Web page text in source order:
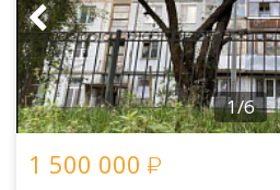
1/6
1 500 000